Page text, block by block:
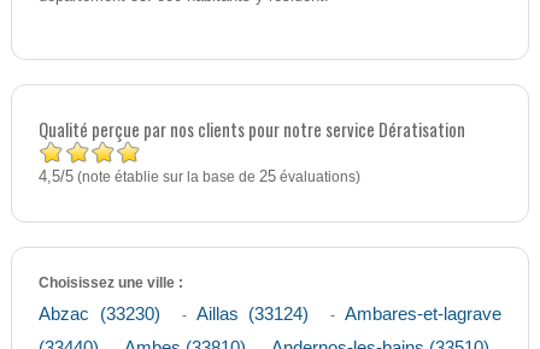
Qualité perçue par nos clients pour notre service Dératisation
4,5/5(note établie sur la base de 25évaluations)
Choisissez une ville :
Abzac (33230) - Aillas (33124) -Ambares-et-lagrave